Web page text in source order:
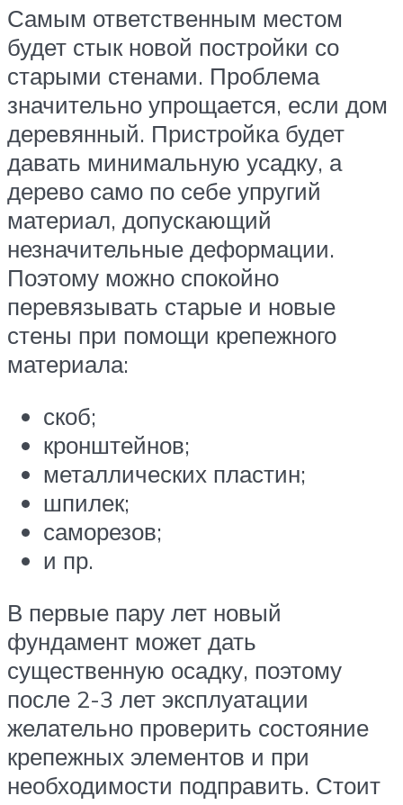
Самым ответственным местом
будет стык новой постройки со
старыми стенами. Проблема
значительно упрощается, если дом
деревянный. Пристройка будет
давать минимальную усадку, а
дерево само по себе упругий
материал, допускающий
незначительные деформации.
Поэтому можно спокойно
перевязывать старые и новые
стены при помощи крепежного
материала:
скоб;
кронштейнов;
металлических пластин;
шпилек;
саморезов;
и пр.
В первые пару лет новый
фундамент может дать
существенную осадку, поэтому
после 2-3 лет эксплуатации
желательно проверить состояние
крепежных элементов и при
необходимости подправить. Стоит